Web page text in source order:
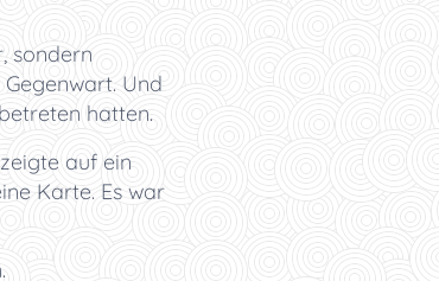
sondern
Und
hatten.
auf ein
Karte. Es war